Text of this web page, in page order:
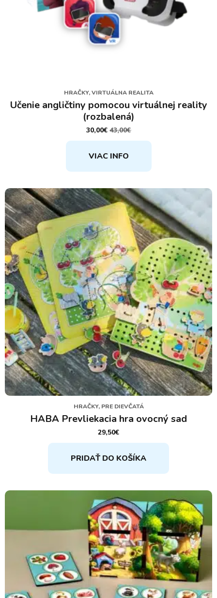
HRAČKY, VIRTUÁLNA REALITA
Učenie angličtiny pomocou virtuálnej reality
(rozbalená)
43,00€
PÔVODNÁ
CENA
43,00€.
30,00€ AKTUÁLNA
CENA
30,00€.
VIAC INFO
HRAČKY, PRE DIEVČATÁ
HABA Prevliekacia hra ovocný sad
29,50€
PRIDAŤ DO KOŠÍKA